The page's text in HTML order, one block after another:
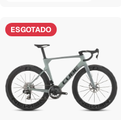
ESGOTADO